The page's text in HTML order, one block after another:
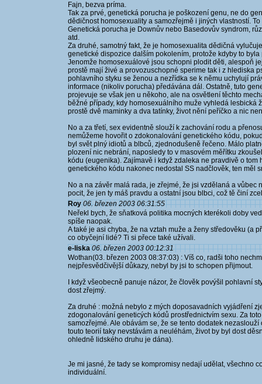
Fajn, bezva príma.
Tak za prvé, genetická porucha je poškození genu, ne do
dědičnost homosexuality a samozřejmě i jiných vlastností.
Genetická porucha je Downův nebo Basedovův syndrom,
atd.
Za druhé, samotný fakt, že je homosexualita dědičná
genetické dispozice dalším pokolením, protože kdyby to
Jenomže homosexuálové jsou schopni plodit děti, alespoň
prostě mají živé a provozuschopné sperime tak i z hlediska
pohlavního styku se ženou a nezřídka se k němu uchylují
informace (nikoliv porucha) předávána dál. Ostatně, tuto
projevuje se však jen u někoho, ale na osvětlení těchto
běžné případy, kdy homosexuálního muže vyhledá lesbická
prostě dvě maminky a dva tatínky, život nění peříčko a nic
No a za třetí, sex evidentně slouží k zachování rodu a
nemůžeme hovořit o zdokonalování genetického kódu,
byl svět plný idiotů a blbců, zjednodušeně řečeno. Málo
plození nic nebrání, naposledy to v masovém měřítku
kódu (eugenika). Zajímavě i když zdaleka ne pravdivě o
genetického kódu nakonec nedostal SS nadčlověk, ten měl
No a na závěr malá rada, je zřejmé, že jsi vzdělaná a
pocit, že jen ty máš pravdu a ostatní jsou blbci, což tě činí
Roy 06. březen 2003 06:31:55
Neřekl bych, že sňatková politika mocných kterékoli doby
spíše naopak.
A také je asi chyba, že na vztah muže a ženy středověku (a
co obyčejní lidé? Ti si přece také užívali.
e-liska 06. březen 2003 00:12:31
Wothan(03. březen 2003 08:37:03) : Víš co, radši toho
nejpřesvědčivější důkazy, nebyl by jsi to schopen přijmout.
I když všeobecně panuje názor, že člověk povýšil pohlavní
dost zřejmý.
Za druhé : možná nebylo z mých doposavadních vyjádření
zdogonalování geneticých kódů prostřednictvím sexu. Za
samozřejmé. Ale obávám se, že se tento dodatek
touto teorií taky nevstávám a neuléhám, život by byl dost
ohledně lidského druhu je dána).
Je mi jasné, že tady se kompromisy nedají udělat, všechno
individuální.